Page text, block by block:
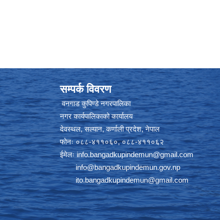
सम्पर्क विवरण
वनगाड कुपिण्डे नगरपालिका
नगर कार्यपालिकाको कार्यालय
देवस्थल, सल्यान, कर्णाली प्रदेश, नेपाल
फोनः ०८८-४११०६०, ०८८-४११०६२
ईमेलःinfo.bangadkupindemun@gmail.com
info@bangadkupindemun.gov.np
ito.bangadkupindemun@gmail.com